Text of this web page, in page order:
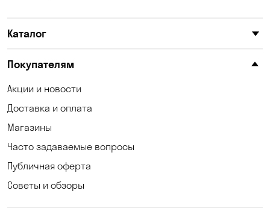
Обуховка
Орловщина
Петропавловская
Борщаговка
Пуховка
Светлое
Каталог
Покупателям
Акции и новости
Доставка и оплата
Магазины
Часто задаваемые вопросы
Публичная оферта
Советы и обзоры